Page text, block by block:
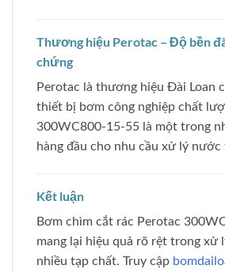
Thương hiệu Perotac – Độ bền
chứng
Perotac là thương hiệu Đài Loan
thiết bị bơm công nghiệp chất
300WC800-15-55 là một trong
hàng đầu cho nhu cầu xử lý nước
Kết luận
Bơm chìm cắt rác Perotac
mang lại hiệu quả rõ rệt trong xử
nhiều tạp chất. Truy cập